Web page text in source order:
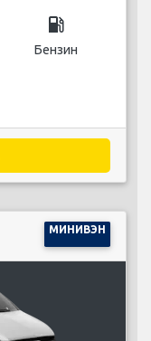
local_gas_station
Бензин
МИНИВЭН